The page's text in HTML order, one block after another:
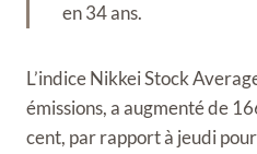
en 34 ans.
L’indice Nikkei Stock
émissions, a augmenté de
cent, par rapport à jeudi